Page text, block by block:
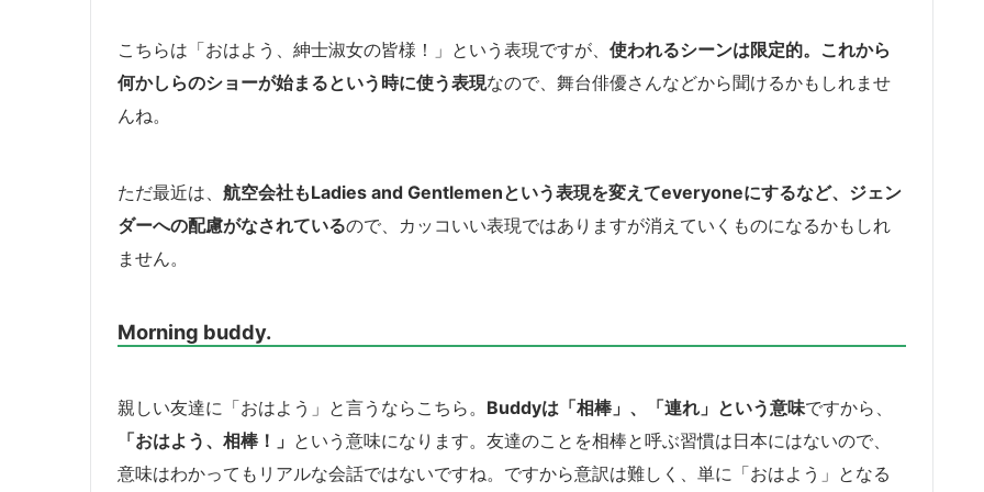
こちらは「おはよう、紳士淑女の皆様！」という表現ですが、 使われるシーンは限定的。これから
何かしらのショーが始まるという時に使う表現なので、舞台俳優さんなどから聞けるかもしれませ
んね。
ただ最近は、 航空会社もLadies and Gentlemenという表現を変えてeveryoneにするなど、ジェン
ダーへの配慮がなされているので、カッコいい表現ではありますが消えていくものになるかもしれ
ません。
Morning buddy.
親しい友達に「おはよう」と言うならこちら。 Buddyは「相棒」、「連れ」という意味ですから、
「おはよう、相棒！」 という意味になります。友達のことを相棒と呼ぶ習慣は日本にはないので、
意味はわかってもリアルな会話ではないですね。ですから意訳は難しく、単に「おはよう」となる